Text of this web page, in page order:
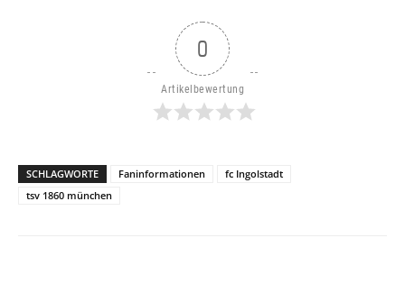
0
Artikelbewertung
SCHLAGWORTE Faninformationen
fc Ingolstadt
tsv 1860 münchen